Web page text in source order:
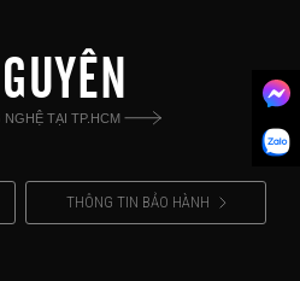
TẠI TP.HCM
THÔNG TIN BẢO HÀNH